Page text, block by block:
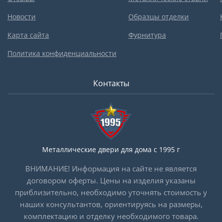
Новости
Карта сайта
Политика конфиденциальности
Образцы отделки
Фурнитура
Контакты
Металлические двери для дома с 1995 г
ВНИМАНИЕ! Информация на сайте не является
договором оферты. Цены на изделия указаны
приблизительно, необходимо уточнять стоимость у
наших консультантов, ориентируясь на размеры,
комплектацию и отделку необходимого товара.